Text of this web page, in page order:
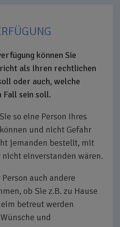
können Sie
als Ihren rechtlichen
oder auch, welche
Fall sein soll.
so eine Person Ihres
und nicht Gefahr
jemanden bestellt, mit
einverstanden wären.
auch andere
ob Sie z.B. zu Hause
betreut werden
und